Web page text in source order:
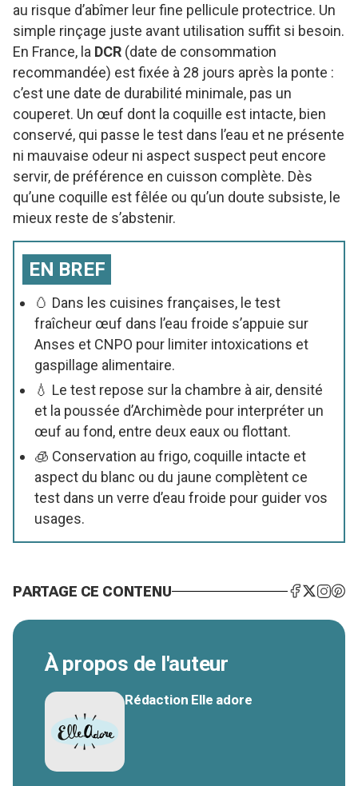
au risque d’abîmer leur fine pellicule protectrice. Un
simple rinçage juste avant utilisation suffit si besoin.
En France, la DCR (date de consommation
recommandée) est fixée à 28 jours après la ponte :
c’est une date de durabilité minimale, pas un
couperet. Un œuf dont la coquille est intacte, bien
conservé, qui passe le test dans l’eau et ne présente
ni mauvaise odeur ni aspect suspect peut encore
servir, de préférence en cuisson complète. Dès
qu’une coquille est fêlée ou qu’un doute subsiste, le
mieux reste de s’abstenir.
EN BREF
🥚 Dans les cuisines françaises, le test
fraîcheur œuf dans l’eau froide s’appuie sur
Anses et CNPO pour limiter intoxications et
gaspillage alimentaire.
💧 Le test repose sur la chambre à air, densité
et la poussée d’Archimède pour interpréter un
œuf au fond, entre deux eaux ou flottant.
🧊 Conservation au frigo, coquille intacte et
aspect du blanc ou du jaune complètent ce
test dans un verre d’eau froide pour guider vos
usages.
PARTAGE CE CONTENU
À propos de l'auteur
Rédaction Elle adore